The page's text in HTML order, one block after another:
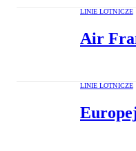
LINIE LOTNICZE
Air
LINIE LOTNICZE